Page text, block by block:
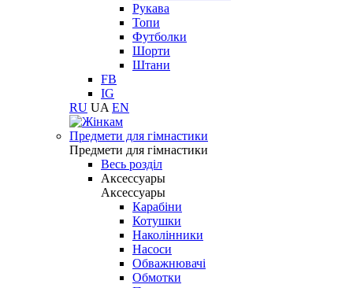
Рукава
Топи
Футболки
Шорти
Штани
FB
IG
RU UA EN
Предмети для гімнастики
Предмети для гімнастики
Весь розділ
Аксессуары
Аксессуары
Карабіни
Котушки
Наколінники
Насоси
Обважнювачі
Обмотки